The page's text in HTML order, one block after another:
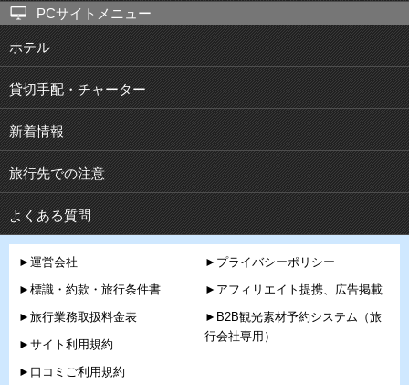
PCサイトメニュー
ホテル
貸切手配・チャーター
新着情報
旅行先での注意
よくある質問
►運営会社
►標識・約款・旅行条件書
►旅行業務取扱料金表
►サイト利用規約
►口コミご利用規約
►プライバシーポリシー
►アフィリエイト提携、広告掲載
►B2B観光素材予約システム（旅
行会社専用）